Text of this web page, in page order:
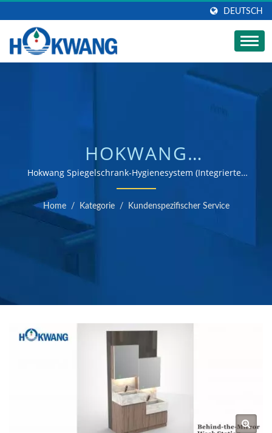
DEUTSCH
HOKWANG
SPIEGELSCHRANK-
HYGIENESYSTEM
(INTEGRIERTER
SEIFENSPENDER,
WASSERHAHN UND
HÄNDETROCKNER) |
KÜCHEN- UND
BADEZIMMER-
WASSERHAHN-
HERSTELLER |
HOKWANG
Hokwang Spiegelschrank-Hygienesystem (Integrierter
Seifenspender, Wasserhahn und Händetrockner) | ISO
9001 & 14001 zertifizierter Hersteller von
Händetrocknern und Seifenspendern
Home / Kategorie / Kundenspezifischer Service